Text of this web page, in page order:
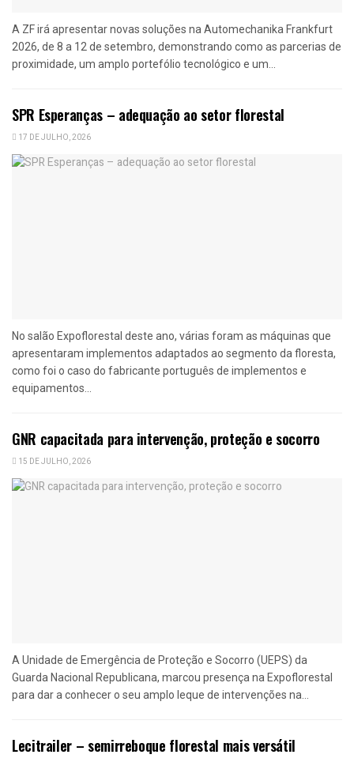
A ZF irá apresentar novas soluções na Automechanika Frankfurt
2026, de 8 a 12 de setembro, demonstrando como as parcerias de
proximidade, um amplo portefólio tecnológico e um...
SPR Esperanças – adequação ao setor florestal
17 DE JULHO, 2026
No salão Expoflorestal deste ano, várias foram as máquinas que
apresentaram implementos adaptados ao segmento da floresta,
como foi o caso do fabricante português de implementos e
equipamentos...
GNR capacitada para intervenção, proteção e socorro
15 DE JULHO, 2026
A Unidade de Emergência de Proteção e Socorro (UEPS) da
Guarda Nacional Republicana, marcou presença na Expoflorestal
para dar a conhecer o seu amplo leque de intervenções na...
Lecitrailer – semirreboque florestal mais versátil